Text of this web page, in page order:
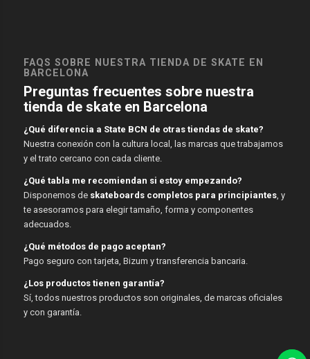
FAQS SOBRE NUESTRA TIENDA DE SKATE EN
BARCELONA
Preguntas frecuentes sobre nuestra
tienda de skate en Barcelona
¿Qué diferencia a State BCN de otras tiendas de skate?
Nuestra conexión con la cultura local, las marcas que trabajamos
y el trato cercano con cada cliente.
¿Qué tabla me recomiendan si estoy empezando?
Disponemos de skateboards completos para principiantes, y
te asesoramos para elegir tamaño, forma y componentes
adecuados.
¿Qué métodos de pago aceptan?
Pago seguro con tarjeta, Bizum y transferencia bancaria.
¿Los productos tienen garantía?
Sí, todos nuestros productos son originales, de marcas oficiales
y con garantía.